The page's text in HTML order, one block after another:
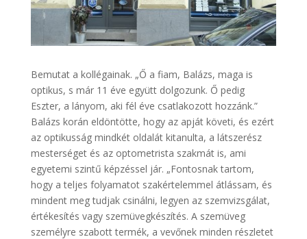
Bemutat a kollégainak. „Ő a fiam, Balázs, maga is
optikus, s már 11 éve együtt dolgozunk. Ő pedig
Eszter, a lányom, aki fél éve csatlakozott hozzánk.”
Balázs korán eldöntötte, hogy az apját követi, és ezért
az optikusság mindkét oldalát kitanulta, a látszerész
mesterséget és az optometrista szakmát is, ami
egyetemi szintű képzéssel jár. „Fontosnak tartom,
hogy a teljes folyamatot szakértelemmel átlássam, és
mindent meg tudjak csinálni, legyen az szemvizsgálat,
értékesítés vagy szemüvegkészítés. A szemüveg
személyre szabott termék, a vevőnek minden részletet